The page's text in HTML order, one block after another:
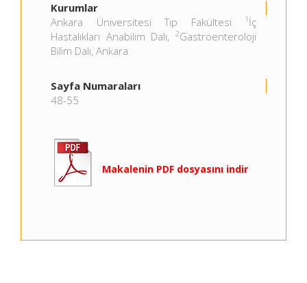
Kurumlar
Ankara Üniversitesi Tıp Fakültesi
1 İç
Hastalıkları Anabilim Dalı,
2Gastroenteroloji
Bilim Dalı, Ankara
Sayfa Numaraları
48-55
Makalenin PDF dosyasını indir